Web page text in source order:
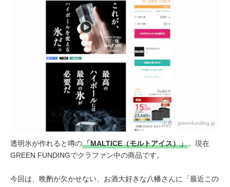
出典： greenfunding.jp
透明氷が作れると噂の「MALTICE（モルトアイス）」 。現在
GREEN FUNDINGでクラファン中の商品です。
今回は、晩酌が欠かせない、お酒大好きな八幡さんに「最近この